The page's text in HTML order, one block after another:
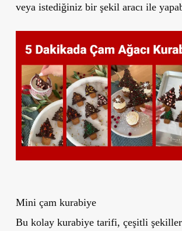
veya istediğiniz bir şekil aracı ile
Mini çam kurabiye
Bu kolay kurabiye tarifi, çeşitli